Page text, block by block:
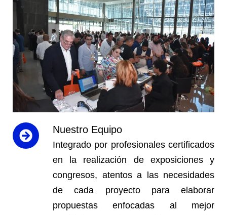
Nuestro Equipo
Integrado por profesionales certificados
en la realización de exposiciones y
congresos, atentos a las necesidades
de cada proyecto para elaborar
propuestas enfocadas al mejor